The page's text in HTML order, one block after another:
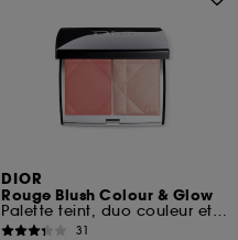
DIOR
Rouge Blush Colour & Glow
Palette teint, duo couleur et highlighter
31